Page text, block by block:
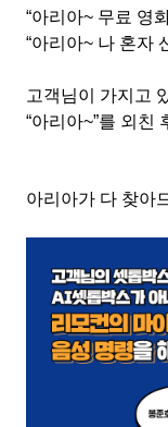
“아리아~ 무료 영
“아리아~ 나 혼자
고객님이 가지고
“아리아~”를 외친
아리아가 다 찾아